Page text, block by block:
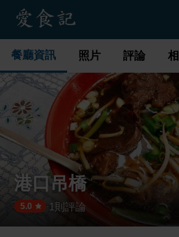
餐廳資訊 照片 評論
港口吊橋
5.0 · 1 則評論